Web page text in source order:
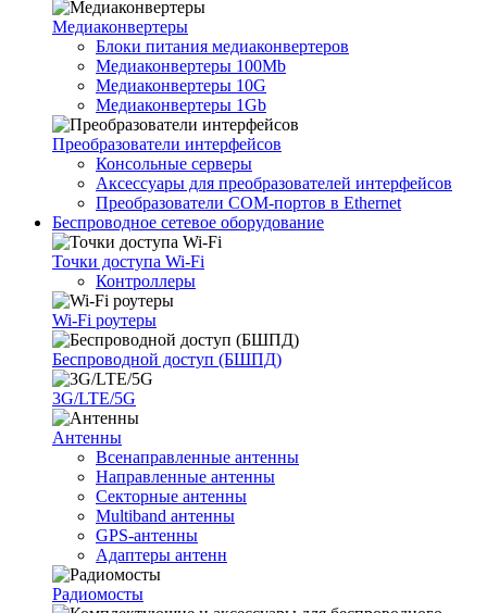
Медиаконвертеры
Блоки питания медиаконвертеров
Медиаконвертеры 100Mb
Медиаконвертеры 10G
Медиаконвертеры 1Gb
Преобразователи интерфейсов
Консольные серверы
Аксессуары для преобразователей интерфейсов
Преобразователи COM-портов в Ethernet
Беспроводное сетевое оборудование
Точки доступа Wi-Fi
Контроллеры
Wi-Fi роутеры
Беспроводной доступ (БШПД)
3G/LTE/5G
Антенны
Всенаправленные антенны
Направленные антенны
Секторные антенны
Multiband антенны
GPS-антенны
Адаптеры антенн
Радиомосты